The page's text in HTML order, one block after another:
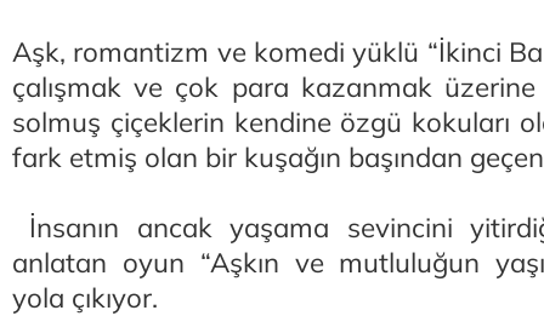
Aşk, romantizm ve komedi yüklü “İkinci
çalışmak ve çok para kazanmak
solmuş çiçeklerin kendine özgü kokuları
fark etmiş olan bir kuşağın başından
İnsanın ancak yaşama sevincini
anlatan oyun “Aşkın ve mutluluğun
yola çıkıyor.